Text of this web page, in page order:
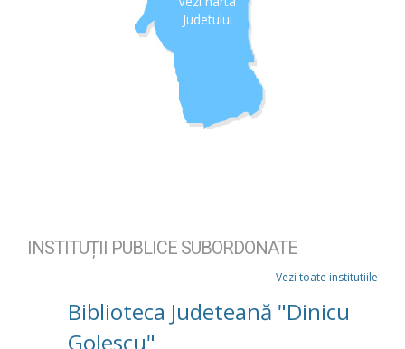
Judetului
INSTITUȚII PUBLICE SUBORDONATE
Vezi toate institutiile
Biblioteca Judeteană "Dinicu
Golescu"